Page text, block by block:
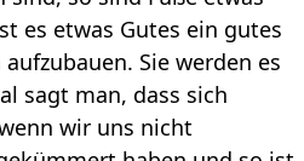
es etwas Gutes ein gutes
Sie werden es
sagt man, dass sich
wir uns nicht